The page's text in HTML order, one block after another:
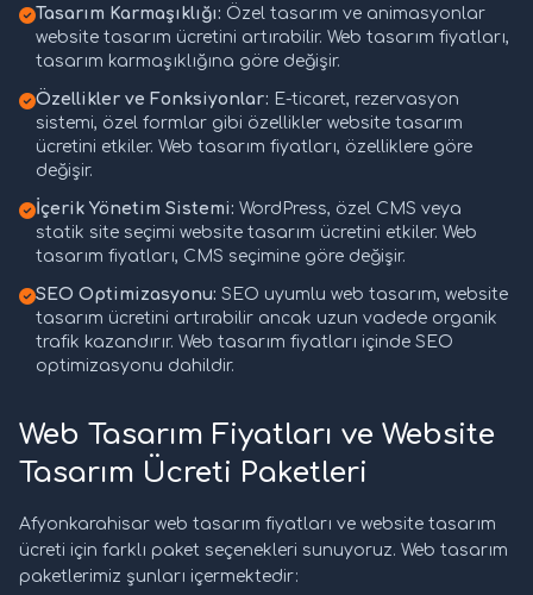
Tasarım Karmaşıklığı: Özel tasarım ve animasyonlar
website tasarım ücretini artırabilir. Web tasarım fiyatları,
tasarım karmaşıklığına göre değişir.
Özellikler ve Fonksiyonlar: E-ticaret, rezervasyon
sistemi, özel formlar gibi özellikler website tasarım
ücretini etkiler. Web tasarım fiyatları, özelliklere göre
değişir.
İçerik Yönetim Sistemi: WordPress, özel CMS veya
statik site seçimi website tasarım ücretini etkiler. Web
tasarım fiyatları, CMS seçimine göre değişir.
SEO Optimizasyonu: SEO uyumlu web tasarım, website
tasarım ücretini artırabilir ancak uzun vadede organik
trafik kazandırır. Web tasarım fiyatları içinde SEO
optimizasyonu dahildir.
Web Tasarım Fiyatları ve Website
Tasarım Ücreti Paketleri
Afyonkarahisar web tasarım fiyatları ve website tasarım
ücreti için farklı paket seçenekleri sunuyoruz. Web tasarım
paketlerimiz şunları içermektedir: